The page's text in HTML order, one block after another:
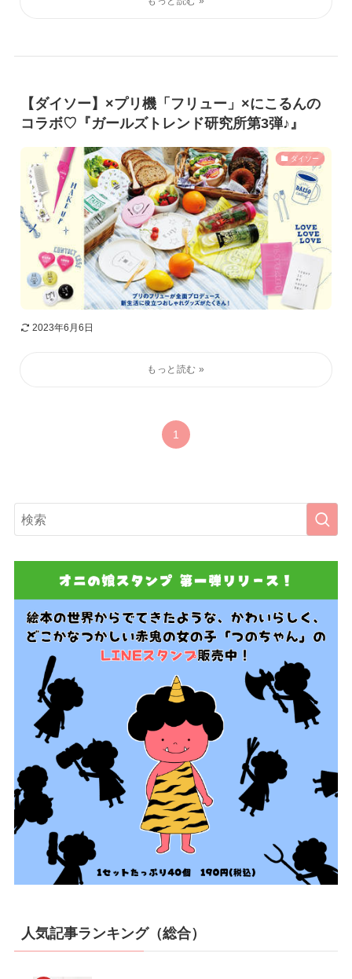
【ダイソー】×プリ機「フリュー」×にこるんの
コラボ♡『ガールズトレンド研究所第3弾♪』
ダイソー
2023年6月6日
1
人気記事ランキング（総合）